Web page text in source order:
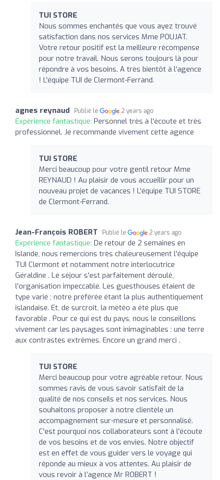
TUI STORE
Nous sommes enchantés que vous ayez trouvé
satisfaction dans nos services Mme POUJAT.
Votre retour positif est la meilleure récompense
pour notre travail. Nous serons toujours là pour
répondre à vos besoins. A très bientôt à l’agence
! L'équipe TUI de Clermont-Ferrand.
agnes reynaud Publié le 2 years ago
Expérience fantastique: Personnel très à l'écoute et très
professionnel. Je recommande vivement cette agence
TUI STORE
Merci beaucoup pour votre gentil retour Mme
REYNAUD ! Au plaisir de vous accueillir pour un
nouveau projet de vacances ! L’équipe TUI STORE
de Clermont-Ferrand.
Jean-François ROBERT Publié le 2 years ago
Expérience fantastique: De retour de 2 semaines en
Islande, nous remercions très chaleureusement l'équipe
TUI Clermont et notamment notre interlocutrice
Géraldine . Le séjour s'est parfaitement déroulé,
l'organisation impeccable. Les guesthouses étaient de
type varié ; notre préférée étant la plus authentiquement
islandaise. Et, de surcroît, la météo a été plus que
favorable . Pour ce qui est du pays, nous le conseillons
vivement car les paysages sont inimaginables : une terre
aux contrastes extrêmes. Encore un grand merci .
TUI STORE
Merci beaucoup pour votre agréable retour. Nous
sommes ravis de vous savoir satisfait de la
qualité de nos conseils et nos services. Nous
souhaitons proposer à notre clientèle un
accompagnement sur-mesure et personnalisé.
C'est pourquoi nos collaborateurs sont à l'écoute
de vos besoins et de vos envies. Notre objectif
est en effet de vous guider vers le voyage qui
réponde au mieux à vos attentes. Au plaisir de
vous revoir à l’agence Mr ROBERT !